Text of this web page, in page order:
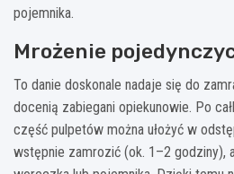
pojemnika.
Mrożenie
To danie doskonale nadaje się do
docenią zabiegani opiekunowie. Po
część pulpetów można ułożyć w
wstępnie zamrozić (ok. 1–2 godziny),